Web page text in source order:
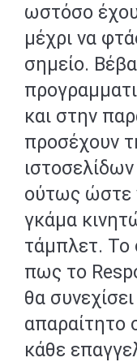
ωστόσο
μέχρι να
σημείο.
και στην
προσέχουν
ούτως ώστε
γκάμα
τάμπλετ. Το
πως το
θα
απαραίτητο
κάθε